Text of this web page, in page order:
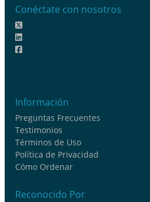
Conéctate con nosotros
Información
Preguntas Frecuentes
Testimonios
Términos de Uso
Política de Privacidad
Cómo Ordenar
Reconocido Por